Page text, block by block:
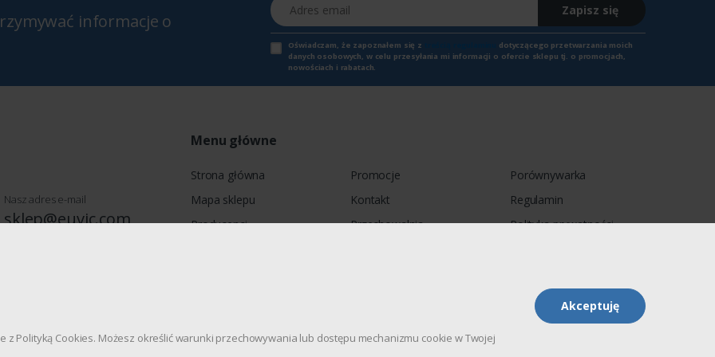
z Polityką Cookies. Możesz określić warunki przechowywania lub dostępu mechanizmu cookie w Twojej
Akceptuję
informacje o
Zapisz się
Oświadczam, że zapoznałem się z
dotyczącego przetwarzania moich
danych osobowych, w celu przesyłania mi informacji o ofercie sklepu tj. o promocjach,
nowościach i rabatach.
Nasz adres e-mail
sklep@euvic.com
Menu główne
Strona główna
Mapa sklepu
Producenci
Promocje
Kontakt
Przechowalnia
Porównywarka
Regulamin
Polityka prywatności